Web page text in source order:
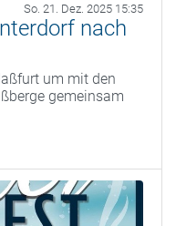
So. 21. Dez. 2025 15:35
nach
um mit den
gemeinsam